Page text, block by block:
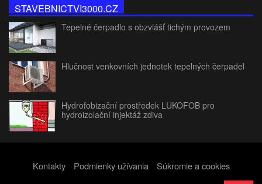
STAVEBNICTVI3000.CZ
Tepelné čerpadlo s obzvlášť tichým provozem
Hlučnost venkovních jednotek tepelných čerpadel
Hydrofobizační prostředek LUKOFOB pro
hydroizolační injektáž zdiva
Kontakty Podmienky užívania Súkromie a cookies